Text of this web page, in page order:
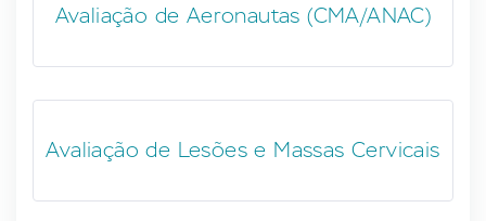
Avaliação de Aeronautas (CMA/ANAC)
Avaliação de Lesões e Massas Cervicais